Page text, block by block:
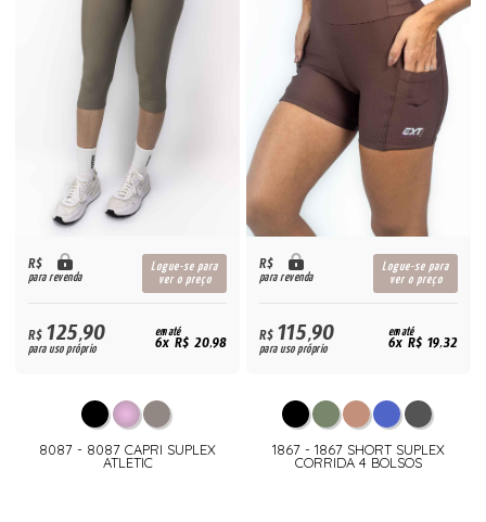
R$
para revenda
Logue-se para
ver o preço
R$125,90
para uso próprio
em até
6x R$ 20,98
8087 - 8087 CAPRI SUPLEX
ATLETIC
R$
para revenda
Logue-se para
ver o preço
R$115,90
para uso próprio
em até
6x R$ 19,32
1867 - 1867 SHORT SUPLEX
CORRIDA 4 BOLSOS